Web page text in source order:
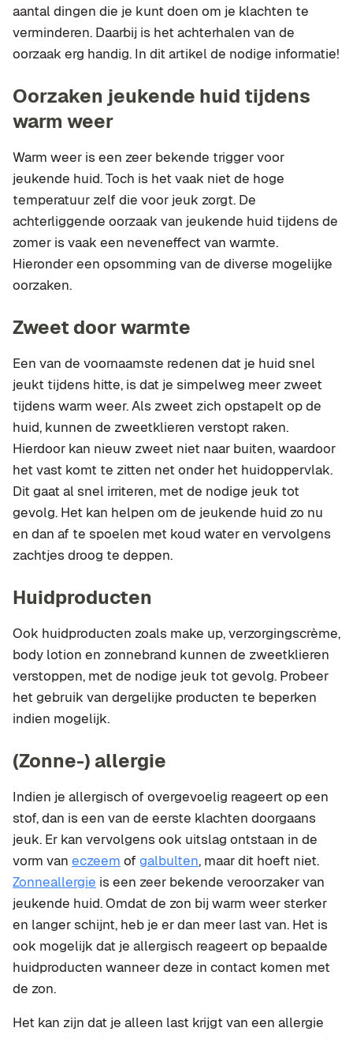
aantal dingen die je kunt doen om je klachten te
verminderen. Daarbij is het achterhalen van de
oorzaak erg handig. In dit artikel de nodige informatie!
Oorzaken jeukende huid tijdens
warm weer
Warm weer is een zeer bekende trigger voor
jeukende huid. Toch is het vaak niet de hoge
temperatuur zelf die voor jeuk zorgt. De
achterliggende oorzaak van jeukende huid tijdens de
zomer is vaak een neveneffect van warmte.
Hieronder een opsomming van de diverse mogelijke
oorzaken.
Zweet door warmte
Een van de voornaamste redenen dat je huid snel
jeukt tijdens hitte, is dat je simpelweg meer zweet
tijdens warm weer. Als zweet zich opstapelt op de
huid, kunnen de zweetklieren verstopt raken.
Hierdoor kan nieuw zweet niet naar buiten, waardoor
het vast komt te zitten net onder het huidoppervlak.
Dit gaat al snel irriteren, met de nodige jeuk tot
gevolg. Het kan helpen om de jeukende huid zo nu
en dan af te spoelen met koud water en vervolgens
zachtjes droog te deppen.
Huidproducten
Ook huidproducten zoals make up, verzorgingscrème,
body lotion en zonnebrand kunnen de zweetklieren
verstoppen, met de nodige jeuk tot gevolg. Probeer
het gebruik van dergelijke producten te beperken
indien mogelijk.
(Zonne-) allergie
Indien je allergisch of overgevoelig reageert op een
stof, dan is een van de eerste klachten doorgaans
jeuk. Er kan vervolgens ook uitslag ontstaan in de
vorm van eczeem of galbulten, maar dit hoeft niet.
Zonneallergie is een zeer bekende veroorzaker van
jeukende huid. Omdat de zon bij warm weer sterker
en langer schijnt, heb je er dan meer last van. Het is
ook mogelijk dat je allergisch reageert op bepaalde
huidproducten wanneer deze in contact komen met
de zon.
Het kan zijn dat je alleen last krijgt van een allergie